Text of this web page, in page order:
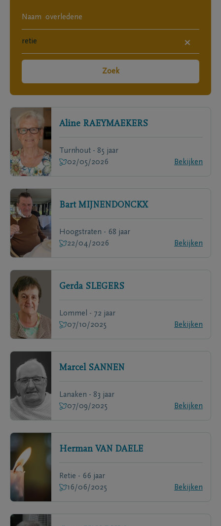
×
Zoek
Aline RAEYMAEKERS
Turnhout - 85 jaar
02/05/2026
Bekijken
Bart MIJNENDONCKX
Hoogstraten - 68 jaar
22/04/2026
Bekijken
Gerda SLEGERS
Lommel - 72 jaar
07/10/2025
Bekijken
Marcel SANNEN
Lanaken - 83 jaar
07/09/2025
Bekijken
Herman VAN DAELE
Retie - 66 jaar
16/06/2025
Bekijken